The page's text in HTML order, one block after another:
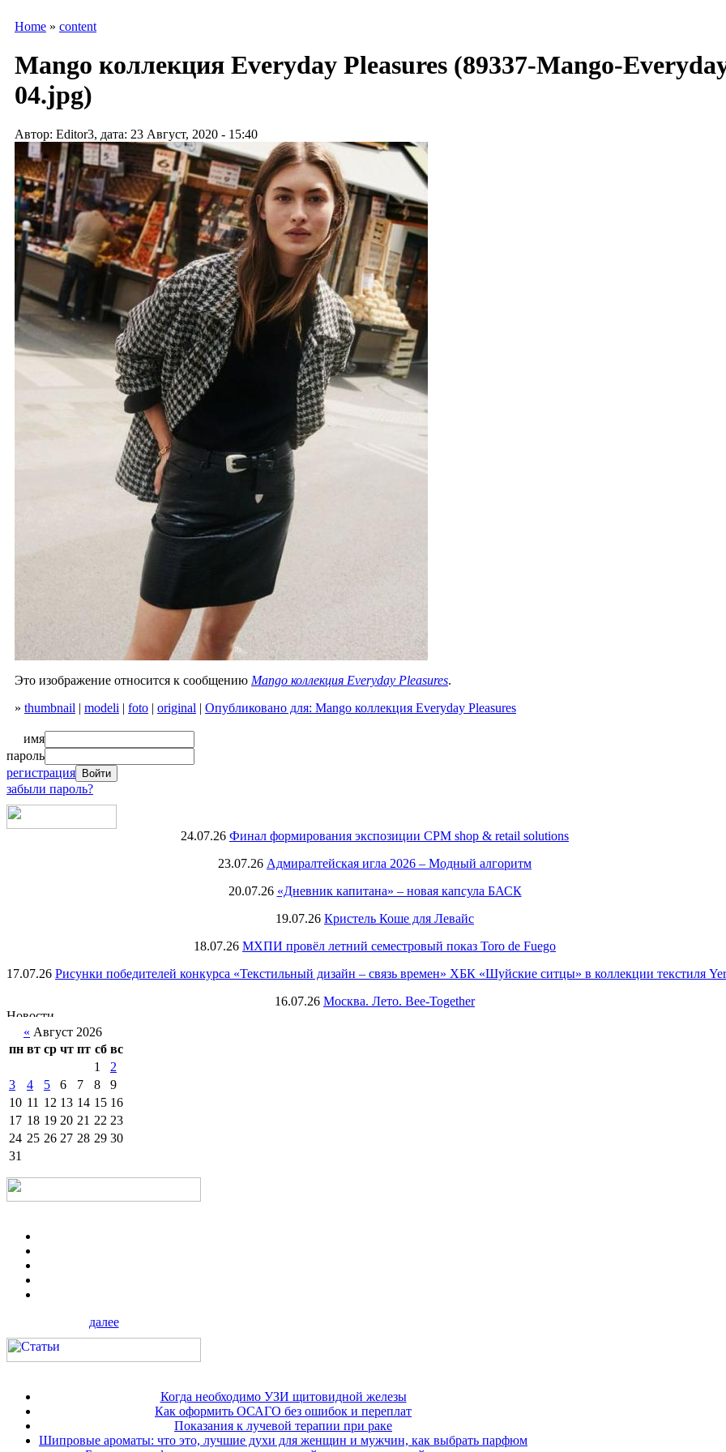
Home » content
Mango коллекция Everyday Pleasures (89337-Mango-
04.jpg)
Автор: Editor3, дата: 23 Август, 2020 - 15:40
Это изображение относится к сообщению Mango коллекция Everyday Pleasures.
» thumbnail | modeli | foto | original | Опубликовано для: Mango коллекция Everyday Pleasures
имя
пароль
регистрация
забыли пароль?
24.07.26 Финал формирования экспозиции CPM shop & retail solutions
23.07.26 Адмиралтейская игла 2026 – Модный алгоритм
20.07.26 «Дневник капитана» – новая капсула БАСК
19.07.26 Кристель Коше для Левайс
18.07.26 МХПИ провёл летний семестровый показ Toro de Fuego
17.07.26 Рисунки победителей конкурса «Текстильный дизайн – связь времен» ХБК «Шуйские ситцы» в коллекции текстиля
16.07.26 Москва. Лето. Bee-Together
« Август 2026
пн вт ср чт пт сб вс
1
2
3
4 5 6 7 8
9
10 11 12 13 14 15 16
17 18 19 20 21 22 23
24 25 26 27 28 29 30
31
далее
Когда необходимо УЗИ щитовидной железы
Как оформить ОСАГО без ошибок и переплат
Показания к лучевой терапии при раке
Шипровые ароматы: что это, лучшие духи для женщин и мужчин, как выбрать парфюм